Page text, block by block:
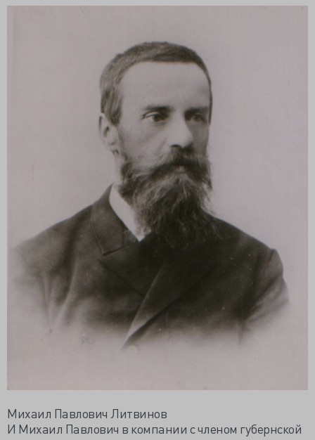
Михаил Павлович Литвинов
И Михаил Павлович в компании с членом губернской